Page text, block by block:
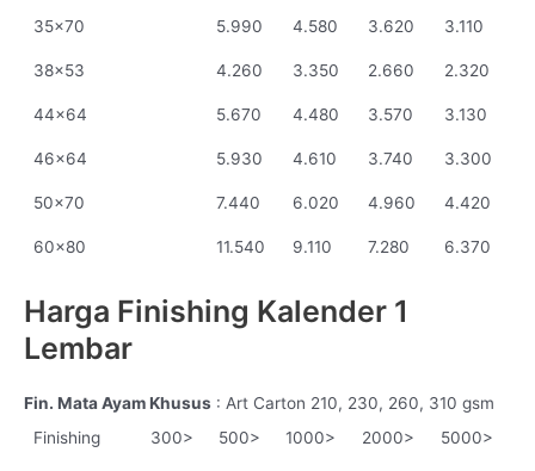
35x70 5.990 4.580 3.620 3.110
38x53 4.260 3.350 2.660 2.320
44x64 5.670 4.480 3.570 3.130
46x64 5.930 4.610 3.740 3.300
50x70 7.440 6.020 4.960 4.420
60x80 11.540 9.110 7.280 6.370
Harga Finishing Kalender 1
Lembar
Fin. Mata Ayam Khusus : Art Carton 210, 230, 260, 310 gsm
Finishing
300> 500> 1000> 2000> 5000>